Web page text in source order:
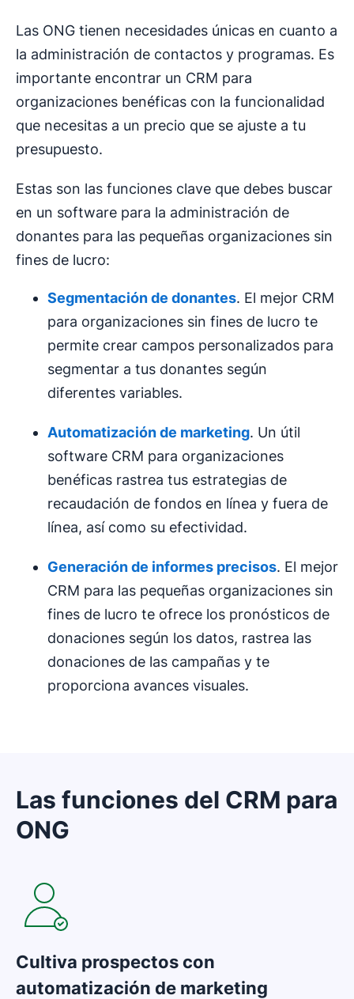
Las ONG tienen necesidades únicas en cuanto a
la administración de contactos y programas. Es
importante encontrar un CRM para
organizaciones benéficas con la funcionalidad
que necesitas a un precio que se ajuste a tu
presupuesto.
Estas son las funciones clave que debes buscar
en un software para la administración de
donantes para las pequeñas organizaciones sin
fines de lucro:
Segmentación de donantes. El mejor CRM
para organizaciones sin fines de lucro te
permite crear campos personalizados para
segmentar a tus donantes según
diferentes variables.
Automatizaciónde marketing. Un útil
software CRM para organizaciones
benéficas rastrea tus estrategias de
recaudación de fondos en línea y fuera de
línea, así como su efectividad.
Generación de informes precisos. El mejor
CRM para las pequeñas organizaciones sin
fines de lucro te ofrece los pronósticos de
donaciones según los datos, rastrea las
donaciones de las campañas y te
proporciona avances visuales.
Las funciones del CRM para
ONG
Cultiva prospectos con
automatización de marketing